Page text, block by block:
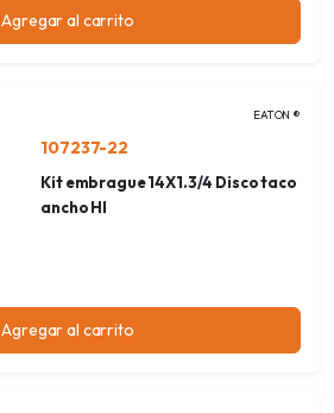
Agregar al carrito
EATON ®
107237-22
Kit embrague 14X1.3/4 Disco taco
ancho HI
Agregar al carrito